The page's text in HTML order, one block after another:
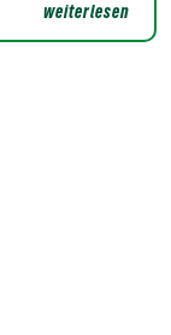
weiterlesen